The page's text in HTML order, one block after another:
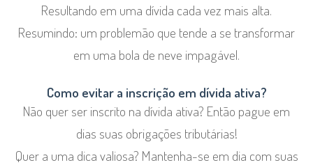
Resultando em uma dívida cada vez mais alta.
Resumindo: um problemão que tende a se transformar
em uma bola de neve impagável.
Como evitar a inscrição em dívida ativa?
Não quer ser inscrito na dívida ativa? Então pague em
dias suas obrigações tributárias!
Quer a uma dica valiosa? Mantenha-se em dia com suas